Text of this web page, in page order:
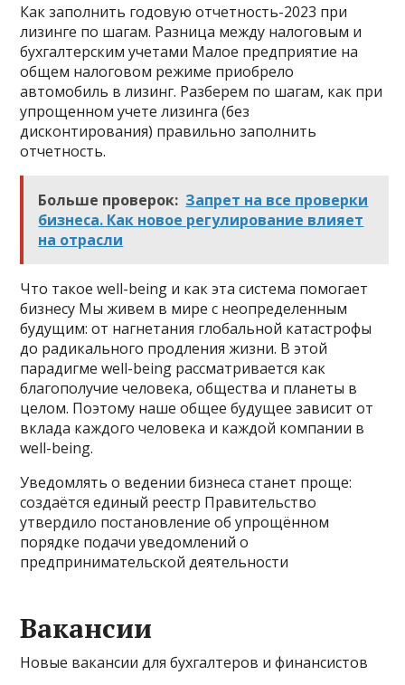
Как заполнить годовую отчетность-2023 при
лизинге по шагам. Разница между налоговым и
бухгалтерским учетами Малое предприятие на
общем налоговом режиме приобрело
автомобиль в лизинг. Разберем по шагам, как при
упрощенном учете лизинга (без
дисконтирования) правильно заполнить
отчетность.
Больше проверок: Запрет на все проверки
бизнеса. Как новое регулирование влияет
на отрасли
Что такое well-being и как эта система помогает
бизнесу Мы живем в мире с неопределенным
будущим: от нагнетания глобальной катастрофы
до радикального продления жизни. В этой
парадигме well-being рассматривается как
благополучие человека, общества и планеты в
целом. Поэтому наше общее будущее зависит от
вклада каждого человека и каждой компании в
well-being.
Уведомлять о ведении бизнеса станет проще:
создаётся единый реестр Правительство
утвердило постановление об упрощённом
порядке подачи уведомлений о
предпринимательской деятельности
Вакансии
Новые вакансии для бухгалтеров и финансистов